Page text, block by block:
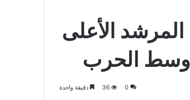
الأعلى
وسط الحرب
0
36 دقيقة واحدة